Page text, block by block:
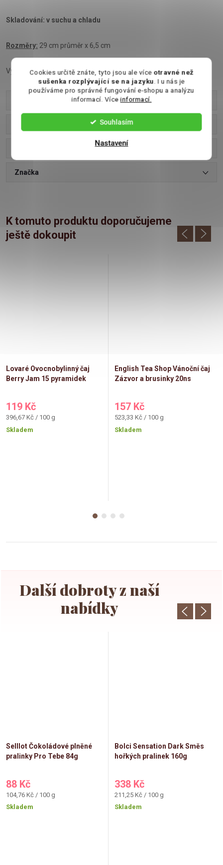
Cookies určitě znáte, tyto jsou ale více otravné než
sušenka rozplývající se na jazyku. I u nás je
používáme pro správné fungování e-shopu a analýzu
informací. Víceinformací.
Souhlasím
Nastavení
Skladování: v suchu a chladu
Rozměry: 29 cm průměr x 6,5 cm
Výrobce: LIRAN | UVR Pražská 600, 252 10 Mníšek pod Brdy
Parametry produktu
Značka
K tomuto produktu doporučujeme
ještě dokoupit
Lovaré Ovocnobylinný čaj
Berry Jam 15 pyramidek
119 Kč
Měrná
cena:
396,67 Kč / 100 g
Skladem
English Tea Shop Vánoční čaj
Zázvor a brusinky 20ns
157 Kč
Měrná
cena:
523,33 Kč / 100 g
Skladem
Selllot Čokoládové plněné
pralinky Pro Tebe 84g
88 Kč
Měrná
cena:
104,76 Kč / 100 g
Skladem
Bolci Sensation Dark Směs
hořkých pralinek 160g
338 Kč
Měrná
cena:
211,25 Kč / 100 g
Skladem